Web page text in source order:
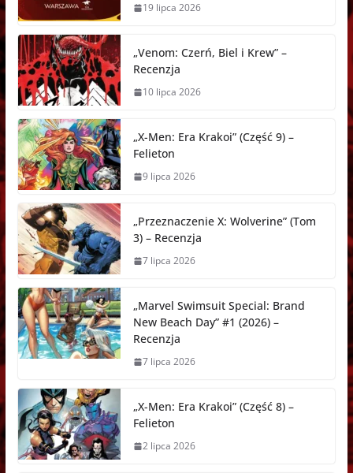
19 lipca 2026
„Venom: Czerń, Biel i Krew” –
Recenzja
10 lipca 2026
„X-Men: Era Krakoi” (Część 9) –
Felieton
9 lipca 2026
„Przeznaczenie X: Wolverine” (Tom
3) – Recenzja
7 lipca 2026
„Marvel Swimsuit Special: Brand
New Beach Day” #1 (2026) –
Recenzja
7 lipca 2026
„X-Men: Era Krakoi” (Część 8) –
Felieton
2 lipca 2026